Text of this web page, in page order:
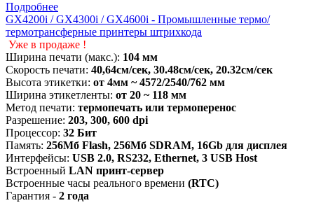
Подробнее
GX4200i / GX4300i / GX4600i - Промышленные термо/
термотрансферные принтеры штрихкода
Уже в продаже !
Ширина печати (макс.): 104 мм
Скорость печати: 40,64см/сек, 30.48см/сек, 20.32см/сек
Высота этикетки: от 4мм ~ 4572/2540/762 мм
Ширина этикетленты: от 20 ~ 118 мм
Метод печати: термопечать или термоперенос
Разрешение: 203, 300, 600 dpi
Процессор: 32 Бит
Память: 256Мб Flash, 256Мб SDRAM, 16Gb для дисплея
Интерфейсы: USB 2.0, RS232, Ethernet, 3 USB Host
Встроенный LAN принт-сервер
Встроенные часы реального времени (RTC)
Гарантия - 2 года